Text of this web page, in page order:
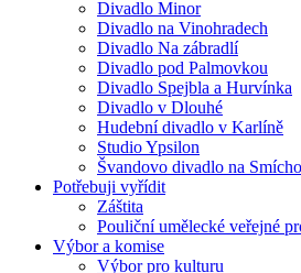
Divadlo Minor
Divadlo na Vinohradech
Divadlo Na zábradlí
Divadlo pod Palmovkou
Divadlo Spejbla a Hurvínka
Divadlo v Dlouhé
Hudební divadlo v Karlíně
Studio Ypsilon
Švandovo divadlo na
Potřebuji vyřídit
Záštita
Pouliční umělecké veřejné
Výbor a komise
Výbor pro kulturu